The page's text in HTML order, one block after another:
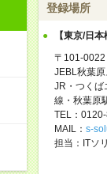
登録場所
【東京/日
〒101-0022
JEBL秋葉
JR・つくば
線・秋葉
TEL：
MAIL： s-
担当：ITソ